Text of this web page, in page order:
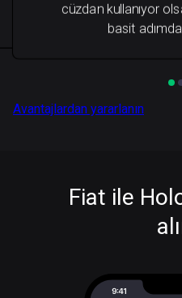
cüzdan kullanıyor
basit
Avantajlardan yararlanın
Fiat ile